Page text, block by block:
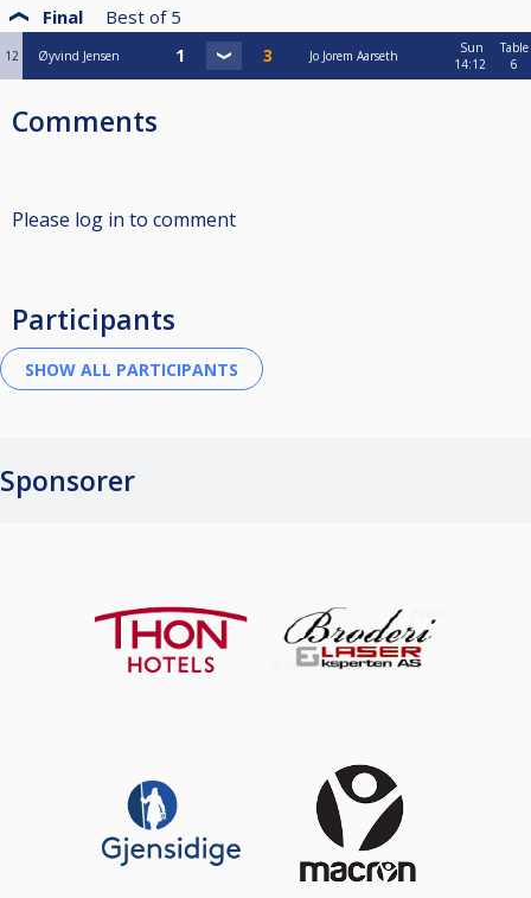
Final Best of 5
12 Øyvind Jensen Jo Jorem Aarseth
Sun
14:12
Table
6
Comments
Please log in to comment
Participants
Sponsorer